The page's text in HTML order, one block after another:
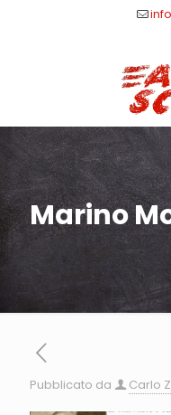
Marino
Pubblicato da Carlo